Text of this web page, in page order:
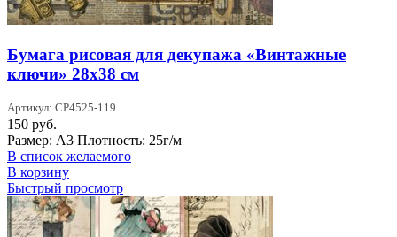
Бумага рисовая для декупажа «Винтажные
ключи» 28х38 см
Артикул: CP4525-119
150 руб.
Размер: А3 Плотность: 25г/м
В список желаемого
В корзину
Быстрый просмотр